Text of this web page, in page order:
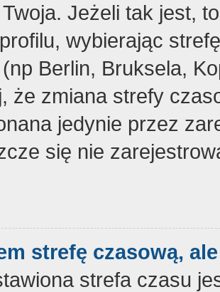
Jeżeli tak jest,
wybierając
Berlin, Bruksela,
że zmiana strefy
jedynie przez
się nie
strefę czasową,
strefa czasu